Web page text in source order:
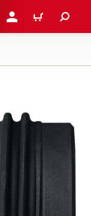
PRIJAVI SE ILI SE
KOŠARICA